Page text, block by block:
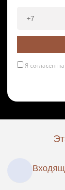
Я согласен